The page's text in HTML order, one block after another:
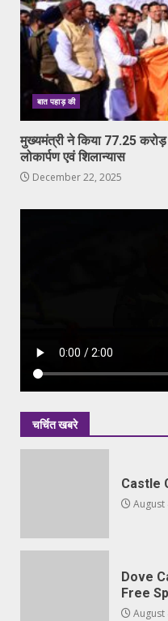
बात पहाड़ की
मुख्यमंत्री ने किया 77.25
लोकार्पण एवं शिलान्यास
December 22, 2025
चर्चित खबरे
Castle
August
Dove
Free
August